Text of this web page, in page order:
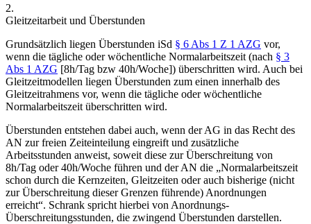
2.
Gleitzeitarbeit und Überstunden
Grundsätzlich liegen Überstunden iSd § 6 Abs 1 Z 1 AZG vor,
wenn die tägliche oder wöchentliche Normalarbeitszeit (nach § 3
Abs 1 AZG [8h/Tag bzw 40h/Woche]) überschritten wird. Auch bei
Gleitzeitmodellen liegen Überstunden zum einen innerhalb des
Gleitzeitrahmens vor, wenn die tägliche oder wöchentliche
Normalarbeitszeit überschritten wird.
Überstunden entstehen dabei auch, wenn derAG in das Recht des
AN zur freien Zeiteinteilung eingreift und zusätzliche
Arbeitsstunden anweist, soweit diese zurÜberschreitung von
8h/Tag oder 40h/Woche führen und der AN die „Normalarbeitszeit
schon durch die Kernzeiten, Gleitzeiten oder auch bisherige (nicht
zur Überschreitung dieser Grenzen führende) Anordnungen
erreicht“. Schrank spricht hierbei von Anordnungs-
Überschreitungsstunden, die zwingend Überstunden darstellen.